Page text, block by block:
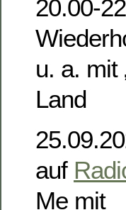
20.00-
u. a. mit
Land
auf
Me mit